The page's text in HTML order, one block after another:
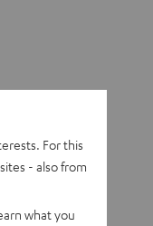
For this
- also from
what you